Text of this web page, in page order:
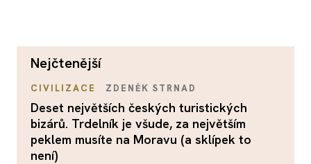
nejčtenější
CIVILIZACE ZDENĚK STRNAD
Deset největších českých turistických
bizárů. Trdelník je všude, za největším
peklem musíte na Moravu (a sklípek to
není)